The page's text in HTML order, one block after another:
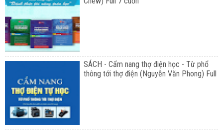
SÁCH - Cẩm nang thợ điện học - Từ phổ
thông tới thợ điện (Nguyễn Văn Phong) Full